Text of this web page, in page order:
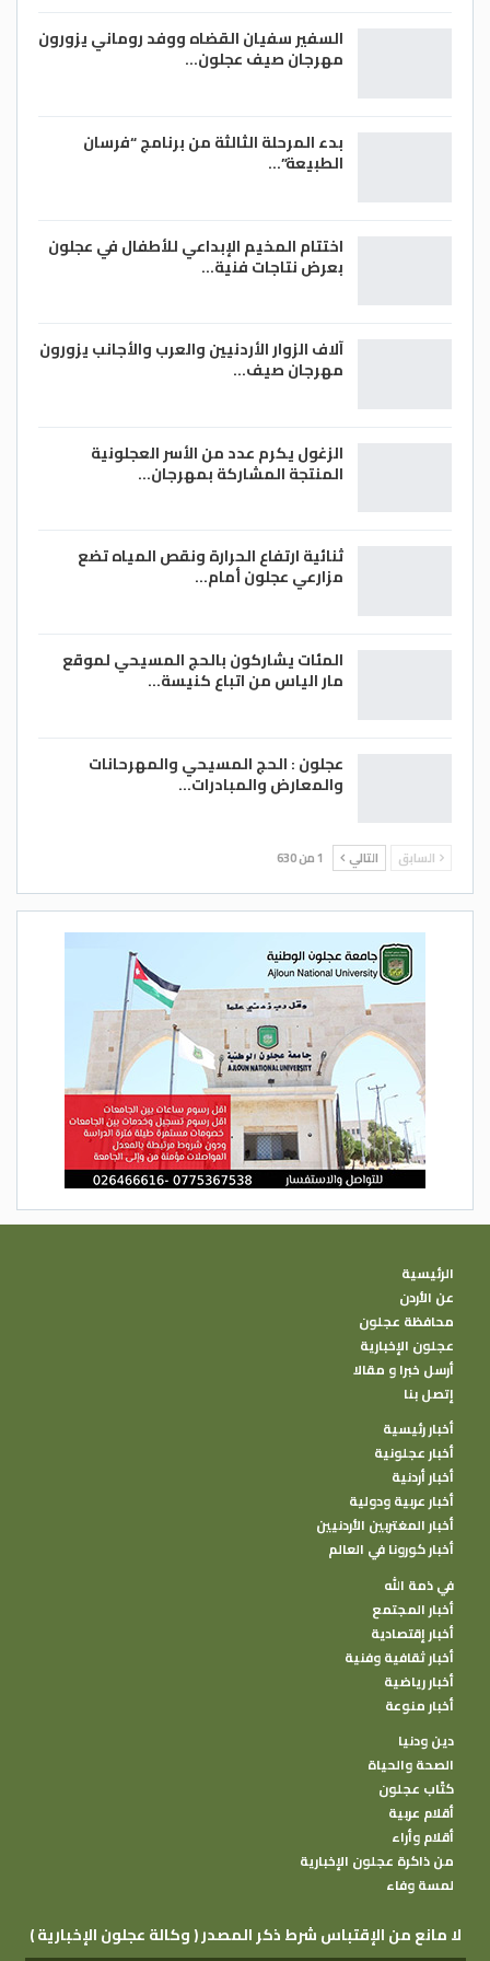
السفير سفيان القضاه ووفد روماني يزورون
مهرجان صيف عجلون…
بدء المرحلة الثالثة من برنامج “فرسان
الطبيعة”…
اختتام المخيم الإبداعي للأطفال في عجلون
بعرض نتاجات فنية…
آلاف الزوار الأردنيين والعرب والأجانب يزورون
مهرجان صيف…
الزغول يكرم عدد من الأسر العجلونية
المنتجة المشاركة بمهرجان…
ثنائية ارتفاع الحرارة ونقص المياه تضع
مزارعي عجلون أمام…
المئات يشاركون بالحج المسيحي لموقع
مار الياس من اتباع كنيسة…
عجلون : الحج المسيحي والمهرحانات
والمعارض والمبادرات…
السابق التالي 1 من 630
الرئيسية
عن الأردن
محافظة عجلون
عجلون الإخبارية
أرسل خبرا و مقالا
إتصل بنا
أخبار رئيسية
أخبار عجلونية
أخبار أردنية
أخبار عربية ودولية
أخبار المغتربين الأردنيين
أخبار كورونا في العالم
في ذمة الله
أخبار المجتمع
أخبار إقتصادية
أخبار ثقافية وفنية
أخبار رياضية
أخبار منوعة
دين ودنيا
الصحة والحياة
كتًاب عجلون
أقلام عربية
أقلام وأراء
من ذاكرة عجلون الإخبارية
لمسة وفاء
( وكالة عجلون الإخبارية ) لا مانع من الإقتباس شرط ذكر المصدر